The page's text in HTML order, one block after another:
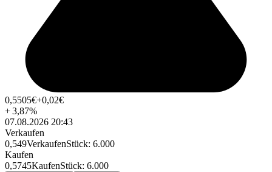
0,5505€+0,02€
+3,87%
07.08.2026 20:43
Verkaufen
0,549VerkaufenStück: 6.000
Kaufen
0,5745KaufenStück: 6.000